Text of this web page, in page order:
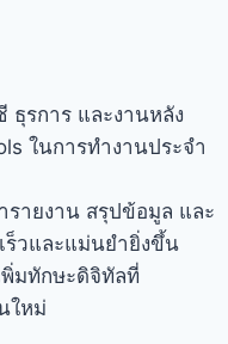
รการ และงานหลัง
ในการทำงานประจำ
รายงาน สรุปข้อมูล และ
ร็วและแม่นยำยิ่งขึ้น
มทักษะดิจิทัลที่
ใหม่